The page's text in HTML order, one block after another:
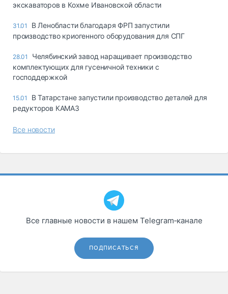
экскаваторов в Кохме Ивановской области
31.01
В Ленобласти благодаря ФРП запустили
производство криогенного оборудования для СПГ
28.01
Челябинский завод наращивает производство
комплектующих для гусеничной техники с
господдержкой
15.01
В Татарстане запустили производство деталей для
редукторов КАМАЗ
Все новости
Все главные новости в нашем Telegram‑канале
ПОДПИСАТЬСЯ